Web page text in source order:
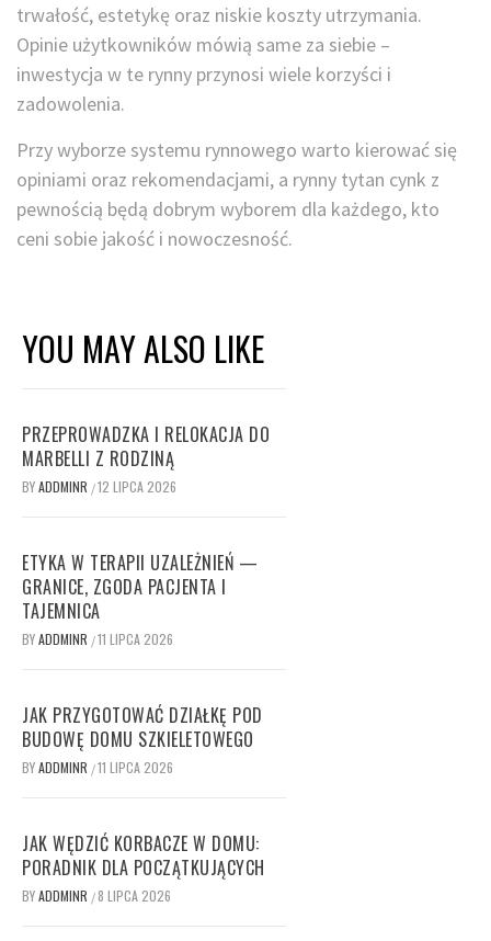
trwałość, estetykę oraz niskie koszty utrzymania.
Opinie użytkowników mówią same za siebie –
inwestycja w te rynny przynosi wiele korzyści i
zadowolenia.
Przy wyborze systemu rynnowego warto kierować się
opiniami oraz rekomendacjami, a rynny tytan cynk z
pewnością będą dobrym wyborem dla każdego, kto
ceni sobie jakość i nowoczesność.
YOU MAY ALSO LIKE
PRZEPROWADZKA I RELOKACJA DO
MARBELLI Z RODZINĄ
BYADDMINR /12 LIPCA 2026
ETYKA W TERAPII UZALEŻNIEŃ —
GRANICE, ZGODA PACJENTA I
TAJEMNICA
BYADDMINR /11 LIPCA 2026
JAK PRZYGOTOWAĆ DZIAŁKĘ POD
BUDOWĘ DOMU SZKIELETOWEGO
BYADDMINR /11 LIPCA 2026
JAK WĘDZIĆ KORBACZE W DOMU:
PORADNIK DLA POCZĄTKUJĄCYCH
BYADDMINR / 8 LIPCA 2026